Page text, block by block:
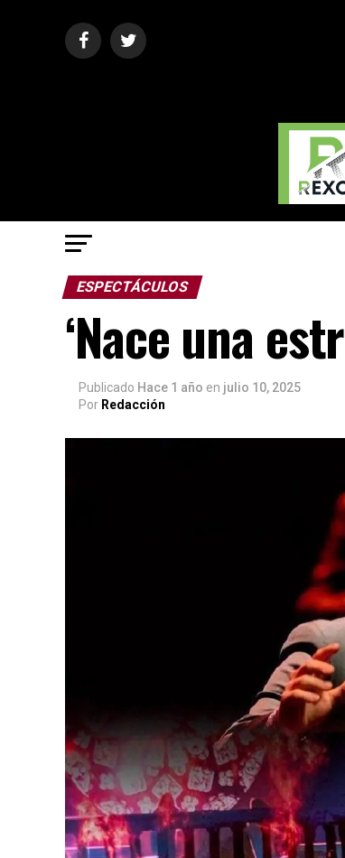
ESPECTÁCULOS
‘Nace una
Publicado Hace 1 año en julio 10, 2025
Por Redacción